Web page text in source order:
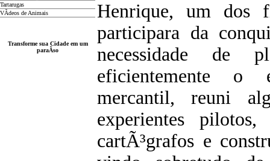
Tartarugas
VÃ­deos de Animais
Transforme sua Cidade em um
paraÃ­so
Henrique, um dos
participara da
necessidade de
eficientemente o
mercantil, reuni
experientes pilotos,
cartÃ³grafos e